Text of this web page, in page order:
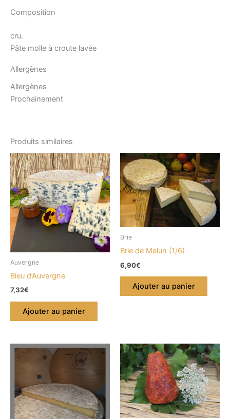
Composition
cru.
Pâte molle à croute lavée
Allergènes
Allergènes
Prochainement
Produits similaires
Auvergne
Bleu d’Auvergne
7,32€
Ajouter au panier
Brie
Brie de Melun (1/6)
6,90€
Ajouter au panier